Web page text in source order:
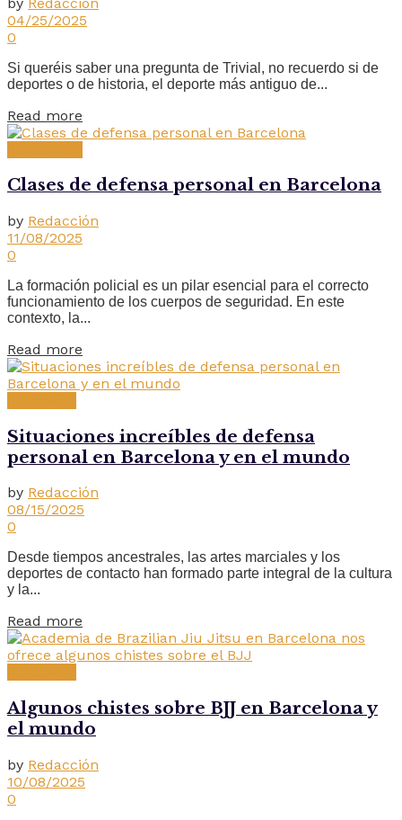
04/25/2025
0
Si queréis saber una pregunta de Trivial, no recuerdo si de
deportes o de historia, el deporte más antiguo de...
Read more
Clases de defensa personal en Barcelona
by Redacción
11/08/2025
0
La formación policial es un pilar esencial para el correcto
funcionamiento de los cuerpos de seguridad. En este
contexto, la...
Read more
Situaciones increíbles de defensa
personal en Barcelona y en el mundo
by Redacción
08/15/2025
0
Desde tiempos ancestrales, las artes marciales y los
deportes de contacto han formado parte integral de la cultura
y la...
Read more
Algunos chistes sobre BJJ en Barcelona y
el mundo
by Redacción
10/08/2025
0